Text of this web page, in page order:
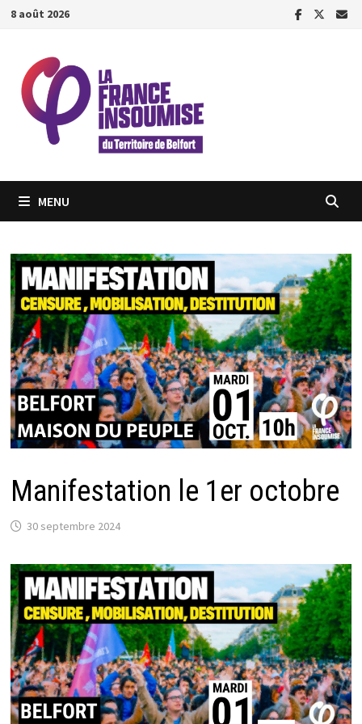
Passer
contenu
8 août 2026
MENU
Manifestation le 1er octobre
30 septembre 2024